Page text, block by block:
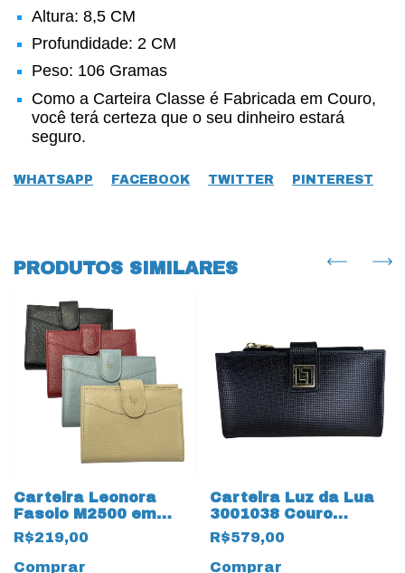
Altura: 8,5 CM
Profundidade: 2 CM
Peso: 106 Gramas
Como a Carteira Classe é Fabricada em Couro,
você terá certeza que o seu dinheiro estará
seguro.
WHATSAPP FACEBOOK TWITTER PINTEREST
PRODUTOS SIMILARES
Carteira Leonora
Fasolo M2500 em
Couro Natural 13762-
13763-13764
R$219,00
Comprar
Carteira Luz da Lua
3001038 Couro
Natural 18006
Tramado Preto
R$579,00
Comprar